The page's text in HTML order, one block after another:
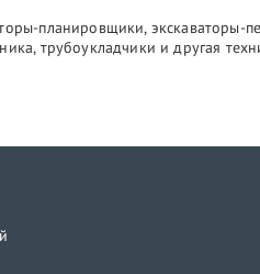
планировщики,
трубоукладчики и другая